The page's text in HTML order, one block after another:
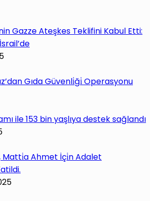
Gazze Ateşkes Teklifini Kabul Etti:
Gıda Güvenli̇ği̇ Operasyonu
ile 153 bin yaşlıya destek sağlandı
Matti̇a Ahmet İçi̇n Adalet